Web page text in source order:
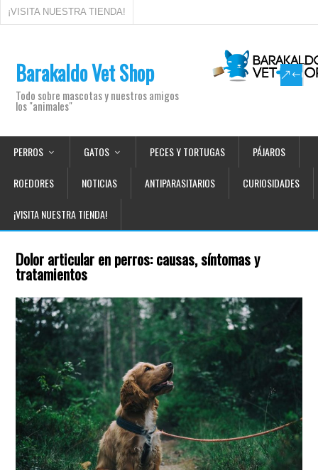
¡VISITA NUESTRA TIENDA!
Barakaldo Vet Shop
Todo sobre mascotas y nuestros amigos
los "animales"
PERROS GATOS PECES Y TORTUGAS PÁJAROS
ROEDORES NOTICIAS ANTIPARASITARIOS CURIOSIDADES
¡VISITA NUESTRA TIENDA!
Dolor articular en perros: causas, síntomas y
tratamientos